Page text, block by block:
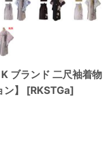
ブランド 二尺袖着物
】
[RKSTGa]